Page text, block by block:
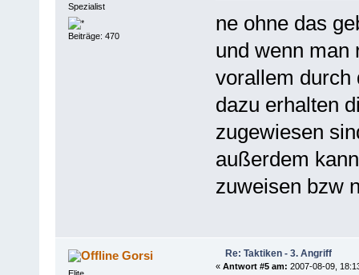
Spezialist
Beiträge: 470
ne ohne das
und wenn man
vorallem durch
dazu erhalten
zugewiesen
außerdem
zuweisen bzw
Gorsi Re: Taktiken - 3. Angriff
« Antwort #5 am: 2007-08-09,